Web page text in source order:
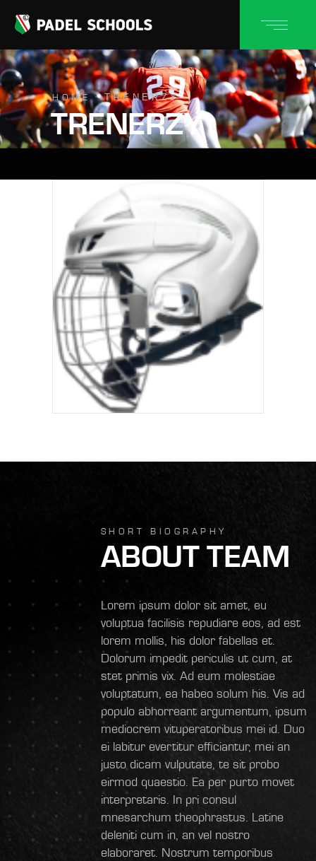
HOME TRENERZY
TRENERZY
SHORT BIOGRAPHY
ABOUT TEAM
Lorem ipsum dolor sit amet, eu
voluptua facilisis repudiare eos, ad est
lorem mollis, his dolor fabellas et.
Dolorum impedit periculis ut cum, at
stet primis vix. Ad eum molestiae
voluptatum, ea habeo solum his. Vis ad
populo abhorreant argumentum, ipsum
mediocrem vituperatoribus mei id. Duo
ei labitur evertitur efficiantur, mei an
justo dicam vulputate, te sit probo
eirmod quaestio. Ea per purto movet
interpretaris. In pri consul
mnesarchum theophrastus. Latine
deleniti cum in, an vel nostro
elaboraret. Nostrum temporibus